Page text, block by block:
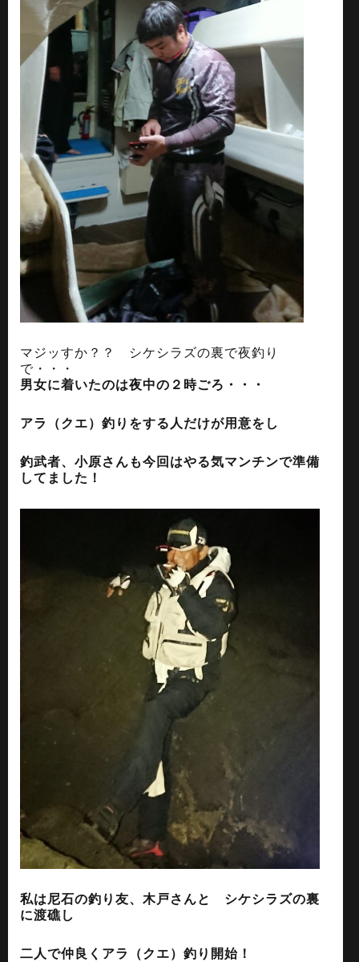
マジッすか？？ シケシラズの裏で夜釣り
で・・・
男女に着いたのは夜中の２時ごろ・・・
アラ（クエ）釣りをする人だけが用意をし
釣武者、小原さんも今回はやる気マンチンで準備
してました！
私は尼石の釣り友、木戸さんと シケシラズの裏
に渡礁し
二人で仲良くアラ（クエ）釣り開始！